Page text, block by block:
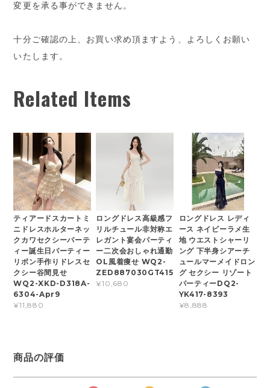
変更を承る事ができません。
十分ご確認の上、お買い求め頂ますよう、よろしくお願い
いたします。
Related Items
ティアードスカートミ
ニドレスホルターネッ
クカワセクシーパーテ
ィー誕生日パーティー
リボン手作りドレスセ
クシー谷間見せ
WQ2-XKD-D318A-
6304-Apr9
¥11,880
ロングドレス高級感フ
リルチュール非対称エ
レガント宴会パーティ
ー二次会おしゃれ通勤
OL風着痩せ WQ2-
ZED887030GT415
¥10,680
ロングドレス レディ
ース ネイビーラメ生
地 ウエストシャーリ
ング 下半身シアーチ
ュールマーメイドロン
グ セクシー リゾート
パーティーDQ2-
YK417-8393
¥8,888
商品の評価